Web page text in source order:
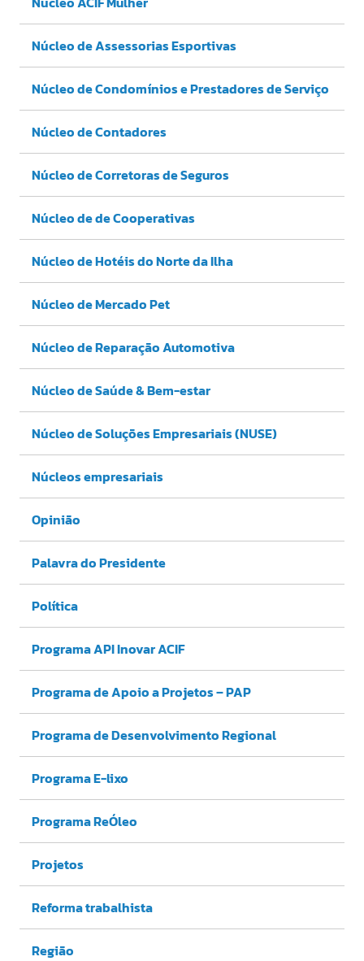
Núcleo de Assessorias Esportivas
Núcleo de Condomínios e Prestadores de Serviço
Núcleo de Contadores
Núcleo de Corretoras de Seguros
Núcleo de de Cooperativas
Núcleo de Hotéis do Norte da Ilha
Núcleo de Mercado Pet
Núcleo de Reparação Automotiva
Núcleo de Saúde & Bem-estar
Núcleo de Soluções Empresariais (NUSE)
Núcleos empresariais
Opinião
Palavra do Presidente
Política
Programa API Inovar ACIF
Programa de Apoio a Projetos – PAP
Programa de Desenvolvimento Regional
Programa E-lixo
Programa ReÓleo
Projetos
Reforma trabalhista
Região